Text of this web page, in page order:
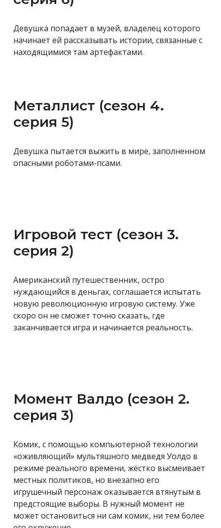
Девушка попадает в музей, владелец которого
начинает ей рассказывать истории, связанные с
находящимися там артефактами.
Металлист (сезон 4.
серия 5)
Девушка пытается выжить в мире, заполненном
опасными роботами-псами.
Игровой тест (сезон 3.
серия 2)
Американский путешественник, остро
нуждающийся в деньгах, соглашается испытать
новую революционную игровую систему. Уже
скоро он не сможет точно сказать, где
заканчивается игра и начинается реальность.
Момент Валдо (сезон 2.
серия 3)
Комик, с помощью компьютерной технологии
«оживляющий» мультяшного медведя Уолдо в
режиме реального времени, жёстко высмеивает
местных политиков, но внезапно его
игрушечный персонаж оказывается втянутым в
предстоящие выборы. В нужный момент не
может остановиться ни сам комик, ни тем более